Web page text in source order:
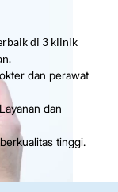
di 3 klinik
dan perawat
dan
tinggi.